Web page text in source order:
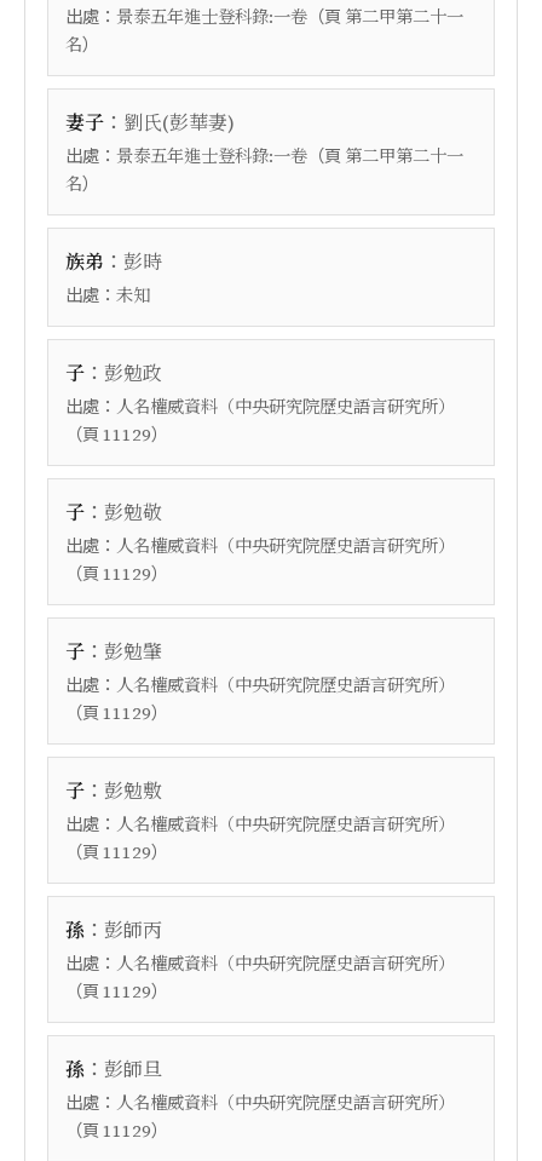
出處： 景泰五年進士登科錄:一卷 （頁 第二甲第二十一
名）
妻子 ： 劉氏(彭華妻)
出處： 景泰五年進士登科錄:一卷 （頁 第二甲第二十一
名）
族弟 ： 彭時
出處： 未知
子 ： 彭勉政
出處： 人名權威資料（中央研究院歷史語言研究所）
（頁 11129）
子 ： 彭勉敬
出處： 人名權威資料（中央研究院歷史語言研究所）
（頁 11129）
子 ： 彭勉肇
出處： 人名權威資料（中央研究院歷史語言研究所）
（頁 11129）
子 ： 彭勉敷
出處： 人名權威資料（中央研究院歷史語言研究所）
（頁 11129）
孫 ： 彭師丙
出處： 人名權威資料（中央研究院歷史語言研究所）
（頁 11129）
孫 ： 彭師旦
出處： 人名權威資料（中央研究院歷史語言研究所）
（頁 11129）